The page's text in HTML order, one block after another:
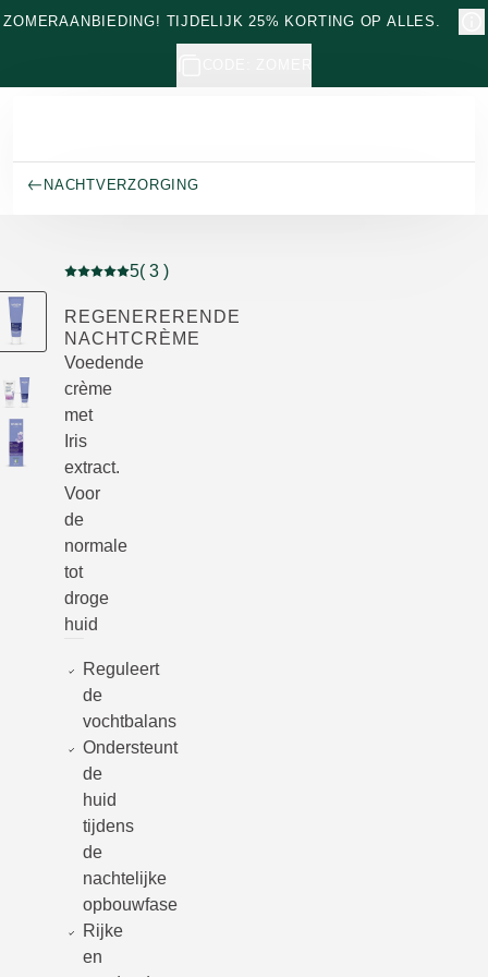
Naar hoofdinhoud gaan
ZOMERAANBIEDING! TIJDELIJK 25% KORTING OP ALLES.
NACHTVERZORGING
Beoordeling: 5 van 5 beoordeeld door 3 personen
5( 3 )
REGENERERENDE
NACHTCRÈME
Voedende
crème
met
Iris
extract.
Voor
de
normale
tot
droge
huid
Reguleert
de
vochtbalans
Ondersteunt
de
huid
tijdens
de
nachtelijke
opbouwfase
Rijke
en